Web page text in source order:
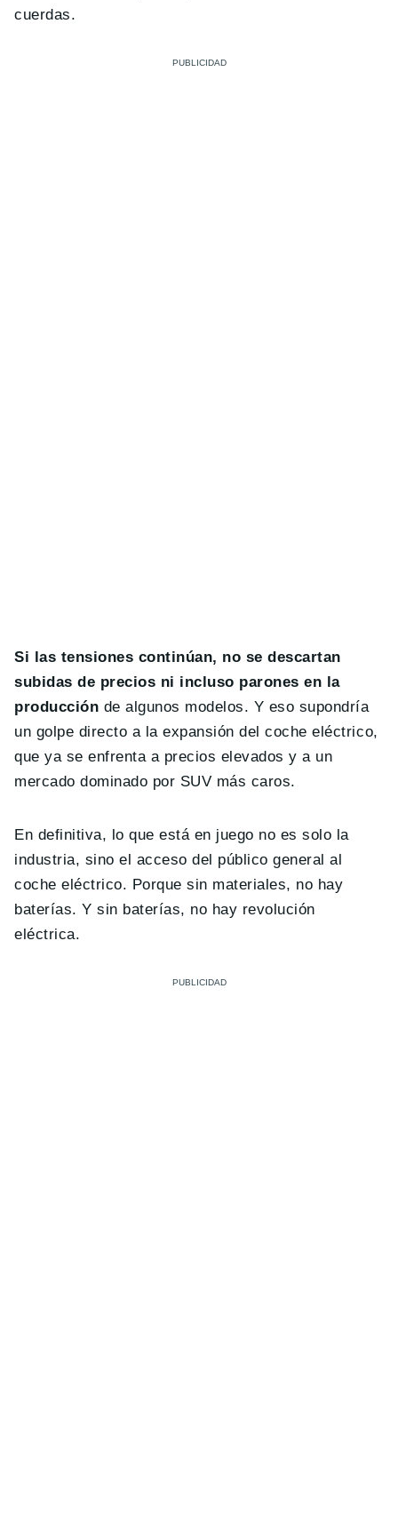
cuerdas.
Si las tensiones continúan, no se descartan
subidas de precios ni incluso parones en la
producción de algunos modelos. Y eso supondría
un golpe directo a la expansión del coche eléctrico,
que ya se enfrenta a precios elevados y a un
mercado dominado por SUV más caros.
En definitiva, lo que está en juego no es solo la
industria, sino el acceso del público general al
coche eléctrico. Porque sin materiales, no hay
baterías. Y sin baterías, no hay revolución
eléctrica.